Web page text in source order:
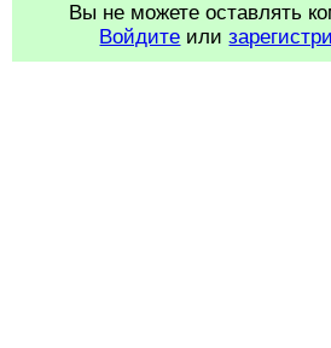
Вы не можете оставлять
Войдите или